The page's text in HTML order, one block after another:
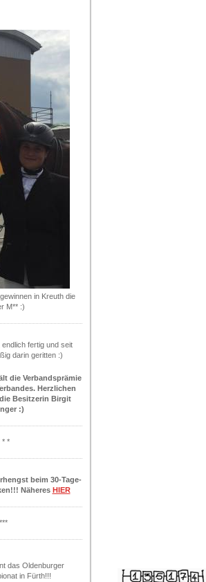
in Kreuth die
M** :)
fertig und seit
darin geritten :)
die Verbandsprämie
Herzlichen
Besitzerin Birgit
:)
* *
beim 30-Tage-
Näheres HIER
***
das Oldenburger
in Fürth!!!